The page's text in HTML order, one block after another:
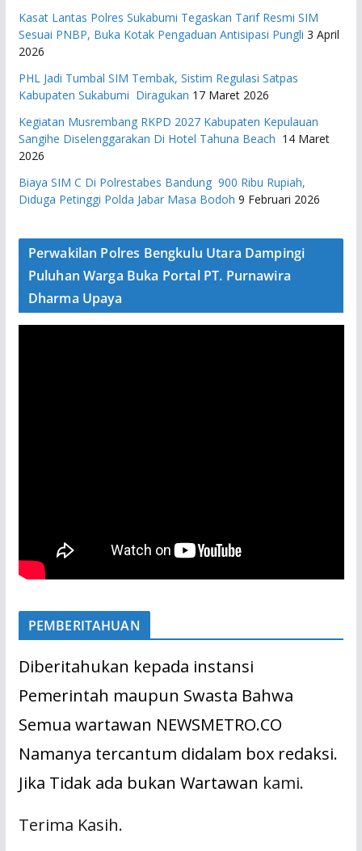
Kasat Lantas Polres Sukabumi Tegaskan Tarif Resmi SIM
Sesuai PNBP, Buka Kotak Pengaduan Antisipasi Pungli 3 April
2026
PHL Jadi Tumbal SIM Tembak, Sistim Regulasi Satpas
Kabupaten Sukabumi Diragukan 17 Maret 2026
Kegiatan Musrembang RKPD 2027 ​Kabupaten Kepulauan
Sangihe Diselenggarakan Di Hotel Tahuna Beach 14 Maret
2026
Biaya SIM C Di Polrestabes Bandung 900 Ribu Rupiah,
Diduga Petinggi Polda Jabar Masa Bodoh 9 Februari 2026
Perwakilan Polres Bengkulu Utara Dampingi
Puluhan Warga Buka Portal PT. Purnawira
Dharma Upaya
PEMBERITAHUAN
Diberitahukan kepada instansi
Pemerintah maupun Swasta Bahwa
Semua wartawan NEWSMETRO.CO
Namanya tercantum didalam box redaksi.
Jika Tidak ada bukan Wartawan kami.
Terima Kasih.